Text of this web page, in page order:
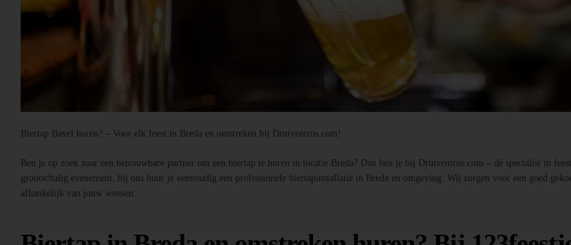
Biertap Bavel huren? – Voor elk feest in Breda en omstreken bij Druiventros.com!
Ben je op zoek naar een betrouwbare partner om een biertap te huren in locatie Breda? Dan ben je bij Druiventros.com – dé specialist in
grootschalig evenement, bij ons huur je eenvoudig een professionele biertapinstallatie in Breda en omgeving. Wij zorgen voor een goed
afhankelijk van jouw wensen.